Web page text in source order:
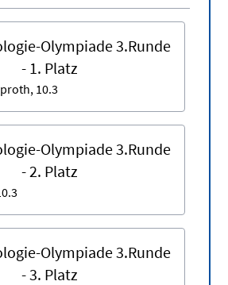
Olympiade 3.Runde
- 1. Platz
10.3
Olympiade 3.Runde
- 2. Platz
Olympiade 3.Runde
- 3. Platz